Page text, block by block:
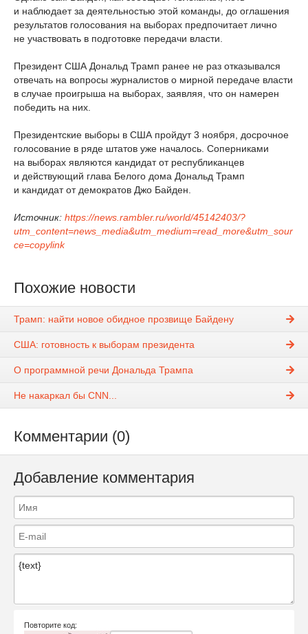
и наблюдает за деятельностью этой команды, до оглашения
результатов голосования на выборах предпочитает лично
не участвовать в подготовке передачи власти.
Президент США Дональд Трамп ранее не раз отказывался
отвечать на вопросы журналистов о мирной передаче власти
в случае проигрыша на выборах, заявляя, что он намерен
победить на них.
Президентские выборы в США пройдут 3 ноября, досрочное
голосование в ряде штатов уже началось. Соперниками
на выборах являются кандидат от республиканцев
и действующий глава Белого дома Дональд Трамп
и кандидат от демократов Джо Байден.
Источник: https://news.rambler.ru/world/45142403/?
utm_content=news_media&utm_medium=read_more&utm_sour
ce=copylink
Похожие новости
Трамп: найти новое обидное прозвище Байдену
США: готовность к выборам президента
О программной речи Дональда Трампа
Не накаркал бы CNN...
Комментарии (0)
Добавление комментария
Повторите код: